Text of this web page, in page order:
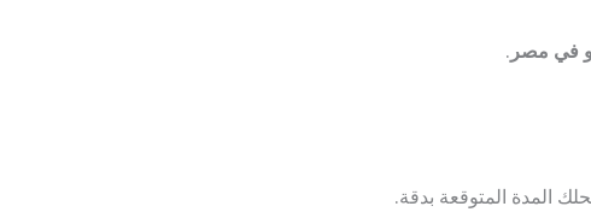
في مصر .
المدة المتوقعة بدقة.